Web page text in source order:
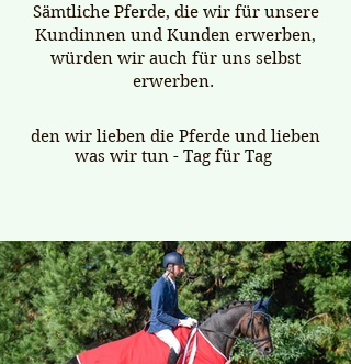
Sämtliche Pferde, die wir für unsere
Kundinnen und Kunden erwerben,
würden wir auch für uns selbst
erwerben.
den wir lieben die Pferde und lieben
was wir tun - Tag für Tag